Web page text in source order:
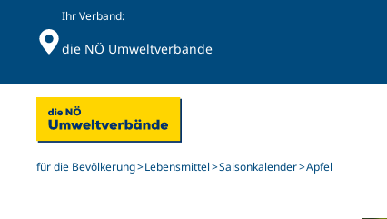
Skip to main content
Ihr Verband:
die NÖ Umweltverbände
für die Bevölkerung Lebensmittel Saisonkalender Apfel